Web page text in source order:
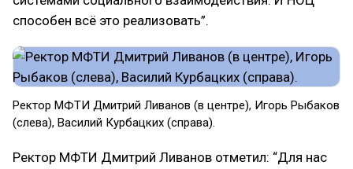
способен всё это реализовать”.
Ректор МФТИ Дмитрий Ливанов (в центре), Игорь Рыбаков
(слева), Василий Курбацких (справа).
Ректор МФТИ Дмитрий Ливанов отметил: “Для нас